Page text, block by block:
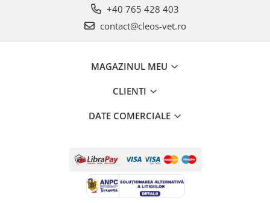
+40 765 428 403
contact@cleos-vet.ro
MAGAZINUL MEU
CLIENTI
DATE COMERCIALE